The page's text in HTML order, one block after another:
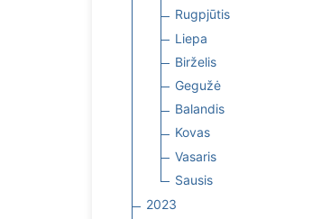
Rugpjūtis
Liepa
Birželis
Gegužė
Balandis
Kovas
Vasaris
Sausis
2023